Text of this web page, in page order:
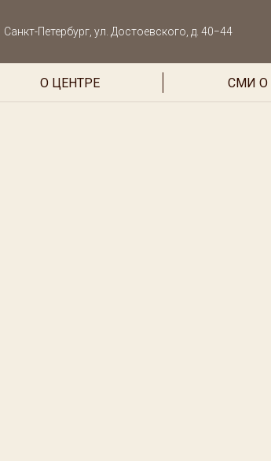
Санкт-Петербург, ул. Достоевского, д. 40−44
О ЦЕНТРЕ СМИ О